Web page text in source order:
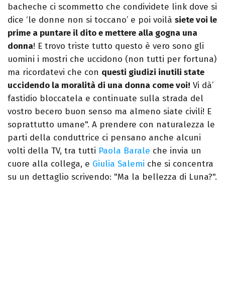
bacheche ci scommetto che condividete link dove si
dice ‘le donne non si toccano’ e poi voilà siete voi le
prime a puntare il dito e mettere alla gogna una
donna! E trovo triste tutto questo è vero sono gli
uomini i mostri che uccidono (non tutti per fortuna)
ma ricordatevi che con questi giudizi inutili state
uccidendo la moralità di una donna come voi! Vi dà’
fastidio bloccatela e continuate sulla strada del
vostro becero buon senso ma almeno siate civili! E
soprattutto umane". A prendere con naturalezza le
parti della conduttrice ci pensano anche alcuni
volti della TV, tra tutti Paola Barale che invia un
cuore alla collega, e Giulia Salemi che si concentra
su un dettaglio scrivendo: "Ma la bellezza di Luna?".